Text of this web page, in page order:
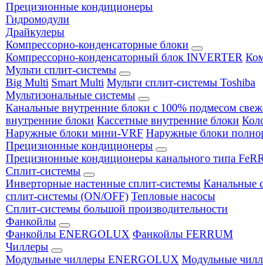
Прецизионные кондиционеры
Гидромодули
Драйкулеры
Компрессорно-конденсаторные блоки
Компрессорно-конденсаторный блок INVERTER
Мульти сплит-системы
Big Multi Smart Multi Мульти сплит-системы Toshiba
Мультизональные системы
Канальные внутренние блоки с 100% подмесом
внутренние блоки Кассетные внутренние блоки
Наружные блоки мини-VRF Наружные блоки
Прецизионные кондиционеры
Прецизионные кондиционеры канального типа
Сплит-системы
Инверторные настенные сплит-системы Канальные
сплит-системы (ON/OFF) Тепловые насосы
Сплит-системы большой производительности
Фанкойлы
Фанкойлы ENERGOLUX Фанкойлы FERRUM
Чиллеры
Модульные чиллеры ENERGOLUX Модульные